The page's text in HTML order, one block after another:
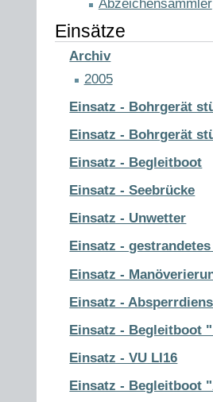
Abzeichensammler
Einsätze
Archiv
2005
Einsatz - Bohrgerät
Einsatz - Bohrgerät
Einsatz - Begleitboot
Einsatz - Seebrücke
Einsatz - Unwetter
Einsatz -
Einsatz -
Einsatz -
Einsatz - Begleitboot
Einsatz - VU LI16
Einsatz - Begleitboot